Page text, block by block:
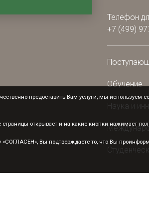
Телефон
+7 (499)
Обучение
Наука и
предоставить Вам услуги, мы используем
страницы открывает и на какие кнопки нажимает
Вы подтверждаете то, что Вы